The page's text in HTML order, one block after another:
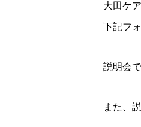
大田ケ
下記フ
説明会
また、